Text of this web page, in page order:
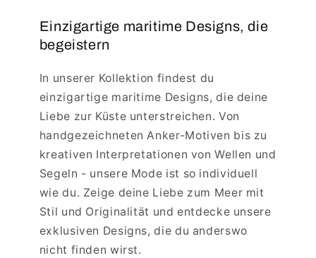
Einzigartige maritime Designs, die
begeistern
In unserer Kollektion findest du
einzigartige maritime Designs, die deine
Liebe zur Küste unterstreichen. Von
handgezeichneten Anker-Motiven bis zu
kreativen Interpretationen von Wellen und
Segeln - unsere Mode ist so individuell
wie du. Zeige deine Liebe zum Meer mit
Stil und Originalität und entdecke unsere
exklusiven Designs, die du anderswo
nicht finden wirst.